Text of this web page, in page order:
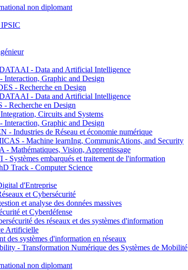
non diplomant
- Data and Artificial Intelligence
Graphic and Design
- Recherche en Design
- Data and Artificial Intelligence
Recherche en Design
Circuits and Systems
Graphic and Design
- Industries de Réseau et économie numérique
- Machine learnIng, CommunicAtions, and Security
Mathématiques, Vision, Apprentissage
Systèmes embarqués et traitement de l'information
Track - Computer Science
d'Entreprise
et Cybersécurité
et analyse des données massives
et Cyberdéfense
des réseaux et des systèmes d'information
Artificielle
des systèmes d'information en réseaux
- Transformation Numérique des Systèmes de Mobilité
non diplomant